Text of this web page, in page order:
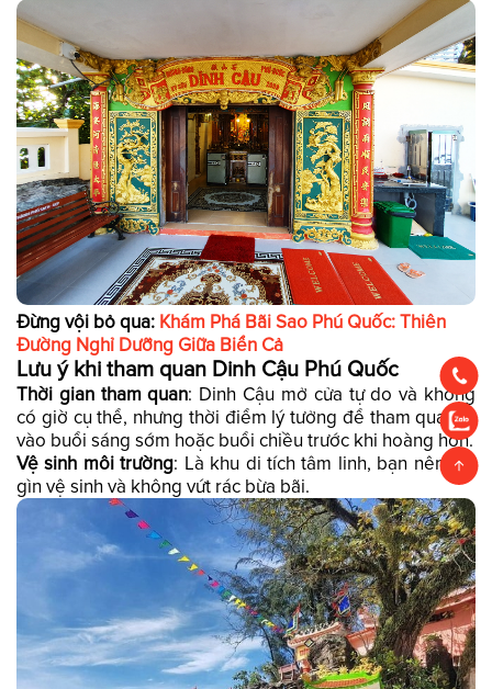
Đừng vội bỏ qua: Khám Phá Bãi Sao Phú Quốc: Thiên
Đường Nghỉ Dưỡng Giữa Biển Cả
Lưu ý khi tham quan Dinh Cậu Phú Quốc
Thời gian tham quan: Dinh Cậu mở cửa tự do và không
có giờ cụ thể, nhưng thời điểm lý tưởng để tham quan là
vào buổi sáng sớm hoặc buổi chiều trước khi hoàng hôn.
Vệ sinh môi trường: Là khu di tích tâm linh, bạn nên giữ
gìn vệ sinh và không vứt rác bừa bãi.